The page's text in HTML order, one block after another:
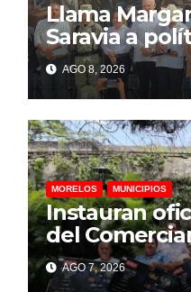
Llama
Saravia a
pueblo por
intereses
AGO 8, 2026
MORELOS MUNICIPIOS
Instauran
del
AGO 7, 2026